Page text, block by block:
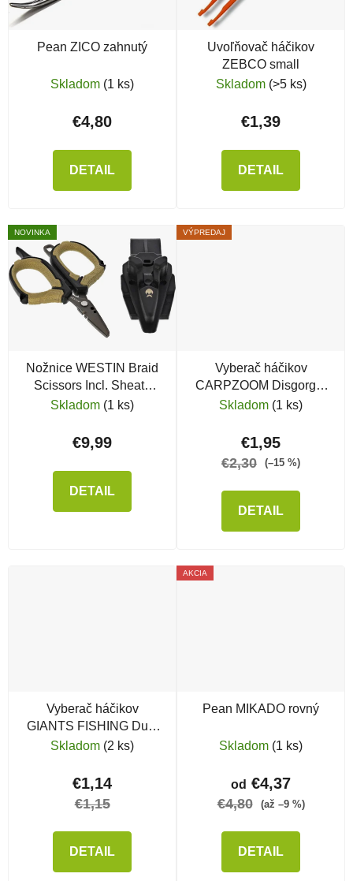
Pean ZICO zahnutý
Skladom (1 ks)
€4,80
DETAIL
Uvoľňovač háčikov
ZEBCO small
Skladom (>5 ks)
€1,39
DETAIL
NOVINKA
Nožnice WESTIN Braid
Scissors Incl. Sheath
8,9cm Black Sand
Skladom (1 ks)
€9,99
DETAIL
VÝPREDAJ
Vyberač háčikov
CARPZOOM Disgorger
& Knot Opener
Skladom (1 ks)
€1,95
€2,30 (–15 %)
DETAIL
Vyberač háčikov
GIANTS FISHING Dual
Disgorger
Skladom (2 ks)
€1,14
€1,15
DETAIL
AKCIA
Pean MIKADO rovný
Skladom (1 ks)
od €4,37
€4,80 (až –9 %)
DETAIL